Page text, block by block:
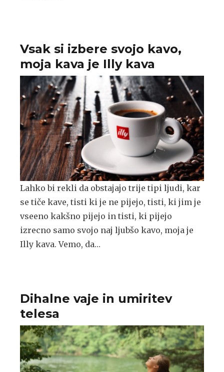
Vsak si izbere svojo kavo,
moja kava je Illy kava
Lahko bi rekli da obstajajo trije tipi ljudi, kar
se tiče kave, tisti ki je ne pijejo, tisti, ki jim je
vseeno kakšno pijejo in tisti, ki pijejo
izrecno samo svojo naj ljubšo kavo, moja je
Illy kava. Vemo, da…
Dihalne vaje in umiritev
telesa